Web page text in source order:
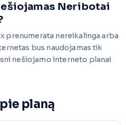
Neribotai
prenumerata nereikalinga arba
bus naudojamas tik
nešiojamo interneto planai
planą